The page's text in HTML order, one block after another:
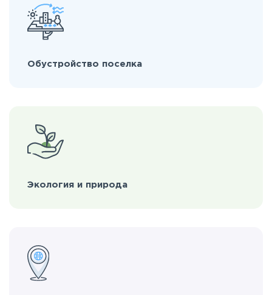
Обустройство поселка
Экология и природа